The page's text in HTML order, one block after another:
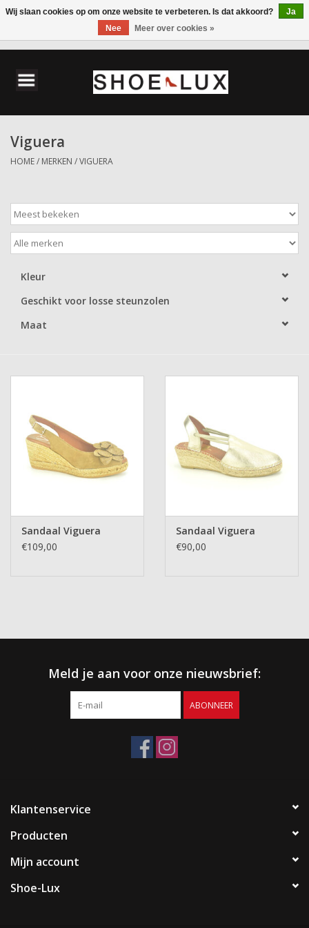
Herenschoenen
Wandelschoenen
Viguera
HOME/ MERKEN /VIGUERA
Kleur
Geschikt voor losse steunzolen
Maat
Sandaal Viguera
€109,00
Sandaal Viguera
€90,00
Meld je aan voor onze nieuwsbrief:
ABONNEER
Klantenservice
Producten
Mijn account
Shoe-Lux
Wij slaan cookies op om onze website te verbeteren. Is dat akkoord?
Ja
Nee
Meer over cookies »